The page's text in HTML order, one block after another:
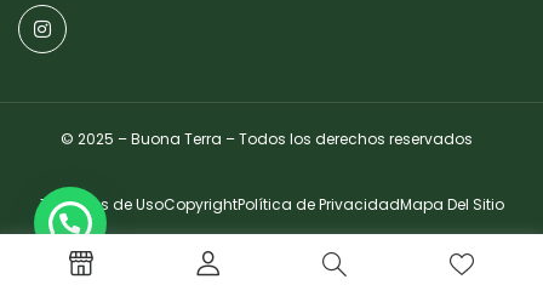
© 2025 – Buona Terra – Todos los derechos reservados
Términos de UsoCopyrightPolítica de PrivacidadMapa Del Sitio